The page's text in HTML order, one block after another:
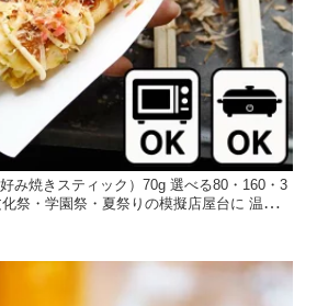
み焼きスティック）70g 選べる80・160・3
祭・学園祭・夏祭りの模擬店屋台に 温める
ワンハンド食べ歩き 業務用イベント食材
行列メニュー 大量注文対応即出し